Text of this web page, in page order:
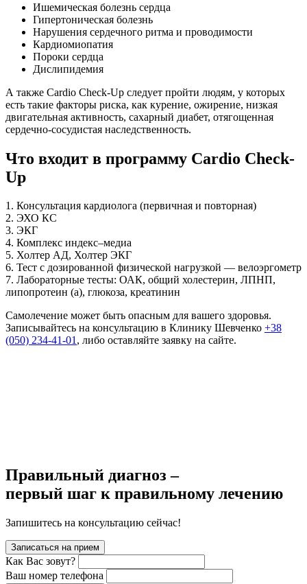
Ишемическая болезнь сердца
Гипертоническая болезнь
Нарушения сердечного ритма и проводимости
Кардиомиопатия
Пороки сердца
Дислипидемия
А также Cardio Check-Up следует пройти людям, у которых
есть такие факторы риска, как курение, ожирение, низкая
двигательная активность, сахарный диабет, отягощенная
сердечно-сосудистая наследственность.
Что входит в программу Cardio Check-
Up
1. Консультация кардиолога (первичная и повторная)
2. ЭХО КС
3. ЭКГ
4. Комплекс индекс–медиа
5. Холтер АД, Холтер ЭКГ
6. Тест с дозированной физической нагрузкой — велоэргометр
7. Лабораторные тесты: ОАК, общий холестерин, ЛПНП,
липопротеин (а), глюкоза, креатинин
Самолечение может быть опасным для вашего здоровья.
Записывайтесь на консультацию в Клинику Шевченко +38
(050) 234-41-01, либо оставляйте заявку на сайте.
Правильный диагноз –
первый шаг к правильному лечению
Запишитесь на консультацию сейчас!
Записаться на прием
Как Вас зовут?
Ваш номер телефона